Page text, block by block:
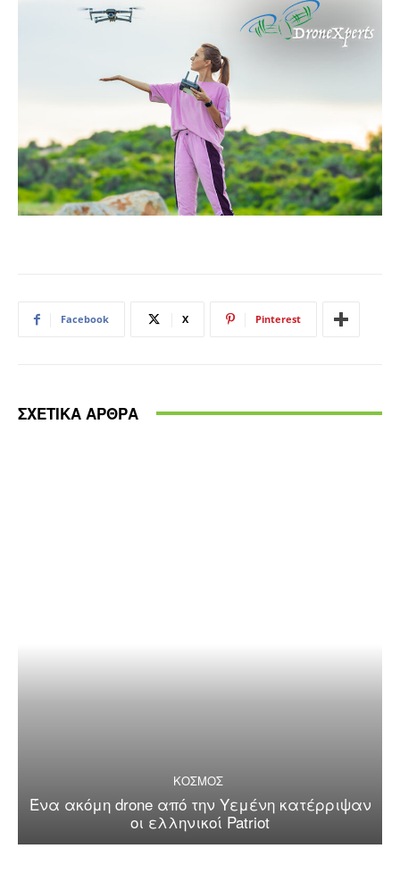
Facebook X Pinterest
ΣΧΕΤΙΚΑ ΑΡΘΡΑ
ΚΟΣΜΟΣ
Ένα ακόμη drone από την Υεμένη κατέρριψαν
οι ελληνικοί Patriot